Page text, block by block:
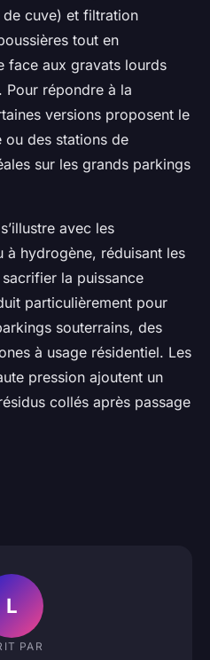
de cuve) et filtration
tout en
face aux gravats lourds
Pour répondre à la
versions proposent le
des stations de
sur les grands parkings
s’illustre avec les
à hydrogène, réduisant les
la puissance
particulièrement pour
souterrains, des
à usage résidentiel. Les
pression ajoutent un
collés après passage
L
PAR